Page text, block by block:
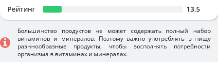
Рейтинг 13.5
Большинство продуктов не может содержать полный набор
витаминов и минералов. Поэтому важно употреблять в пищу
разннообразные продукты, чтобы восполнять потребности
организма в витаминах и минералах.